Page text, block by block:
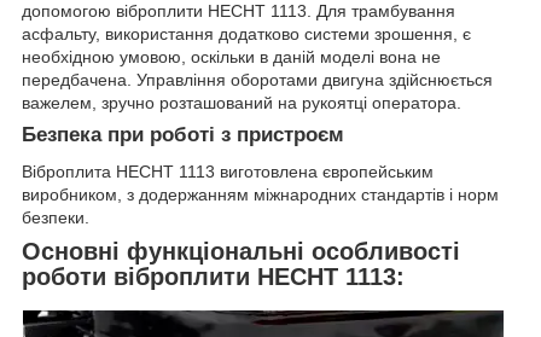
допомогою віброплити HECHT 1113. Для трамбування
асфальту, використання додатково системи зрошення, є
необхідною умовою, оскільки в даній моделі вона не
передбачена. Управління оборотами двигуна здійснюється
важелем, зручно розташований на рукоятці оператора.
Безпека при роботі з пристроєм
Віброплита HECHT 1113 виготовлена європейським
виробником, з додержанням міжнародних стандартів і норм
безпеки.
Основні функціональні особливості
роботи віброплити HECHT 1113: